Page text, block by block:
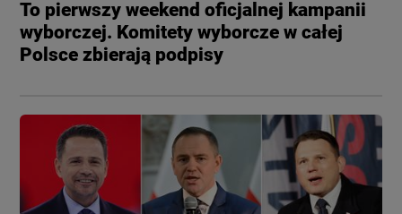
To pierwszy weekend oficjalnej kampanii
wyborczej. Komitety wyborcze w całej
Polsce zbierają podpisy